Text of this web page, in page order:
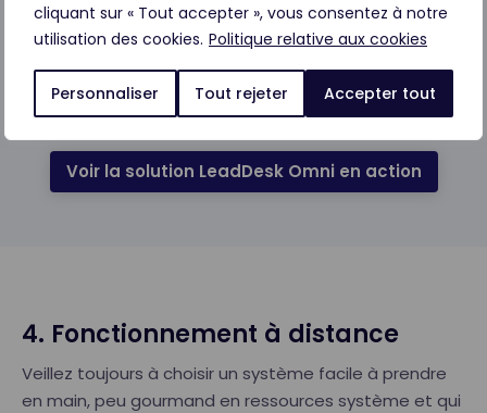
cliquant sur « Tout accepter », vous consentez à notre
utilisation des cookies. Politique relative aux cookies
Personnaliser Tout rejeter Accepter tout
Sparebanken Vest
Recevoir le guide sur les logiciels de
service client
Voir la solution LeadDesk Omni en action
4. Fonctionnement à distance
Veillez toujours à choisir un système facile à prendre
en main, peu gourmand en ressources système et qui